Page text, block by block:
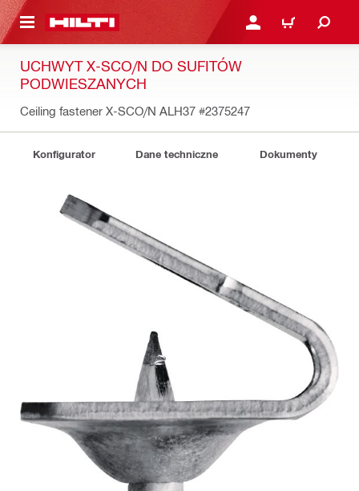
GŁÓWNEJ ZALOGUJ SIĘ LUB
KOSZYK
UCHWYT X-SCO/N DO SUFITÓW
PODWIESZANYCH
Ceiling fastener X-SCO/N ALH37 #2375247
Konfigurator Dane techniczne Dokumenty